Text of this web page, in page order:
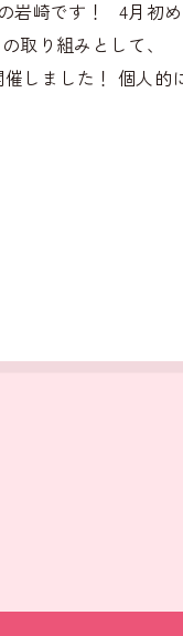
岩崎です！ 4月初
取り組みとして、
しました！ 個人的